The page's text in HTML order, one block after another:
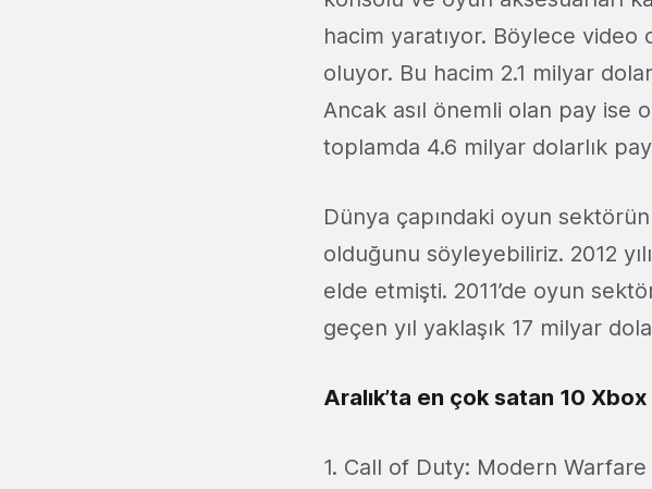
hacim yaratıyor. Böylece video
oluyor. Bu hacim 2.1 milyar
Ancak asıl önemli olan pay ise
toplamda 4.6 milyar dolarlık
Dünya çapındaki oyun
olduğunu söyleyebiliriz. 2012
elde etmişti. 2011’de oyun
geçen yıl yaklaşık 17 milyar
Aralık’ta en çok satan 10
1. Call of Duty: Modern